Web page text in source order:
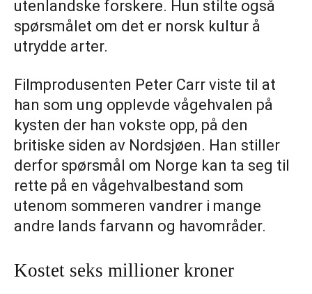
utenlandske forskere. Hun stilte også
spørsmålet om det er norsk kultur å
utrydde arter.
Filmprodusenten Peter Carr viste til at
han som ung opplevde vågehvalen på
kysten der han vokste opp, på den
britiske siden av Nordsjøen. Han stiller
derfor spørsmål om Norge kan ta seg til
rette på en vågehvalbestand som
utenom sommeren vandrer i mange
andre lands farvann og havområder.
Kostet seks millioner kroner